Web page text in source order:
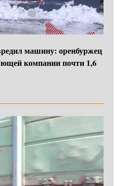
машину: оренбуржец
компании почти 1,6